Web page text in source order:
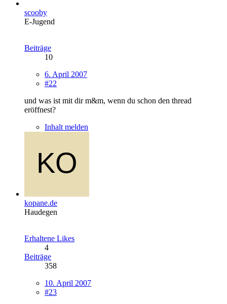
scooby
E-Jugend
Beiträge
10
6. April 2007
#22
und was ist mit dir m&m, wenn du schon den thread
eröffnest?
Inhalt melden
kopane.de
Haudegen
Erhaltene Likes
4
Beiträge
358
10. April 2007
#23